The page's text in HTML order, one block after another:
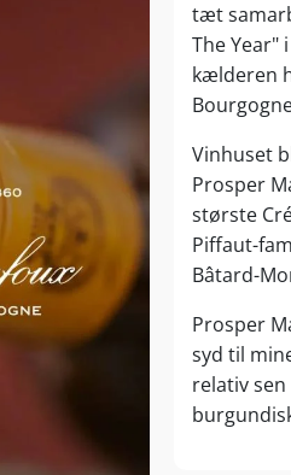
tæt
The Year"
kælderen
Vinhuset
Prosper
største
Piffaut-
Bâtard-
Prosper
syd til
relativ